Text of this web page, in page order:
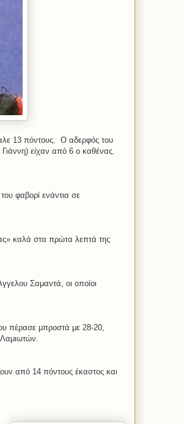
13 πόντους. Ο αδερφός του
είχαν από 6 ο καθένας.
φαβορί ενάντια σε
καλά στα πρώτα λεπτά της
Σαμαντά, οι οποίοι
πέρασε μπροστά με 28-20,
από 14 πόντους έκαστος και